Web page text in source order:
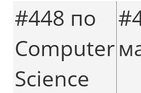
#448 по
Computer
Science